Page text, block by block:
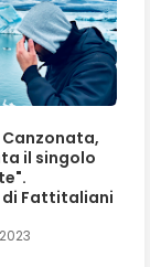
il singolo
Fattitaliani